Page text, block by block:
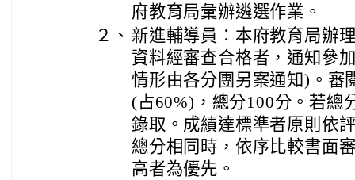
府教育局彙辦遴選作業。
２、 新進輔導員：本府教育局辦
資料經審查合格者，通知參
情形由各分團另案通知)。審
(占60%)，總分100分。若總
錄取。成績達標準者原則依
總分相同時，依序比較書面
高者為優先。